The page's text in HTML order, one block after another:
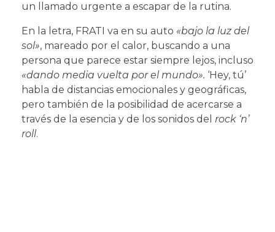
un llamado urgente a escapar de la rutina.
En la letra, FRATI va en su auto «bajo la luz del
sol», mareado por el calor, buscando a una
persona que parece estar siempre lejos, incluso
«dando media vuelta por el mundo». ‘Hey, tú’
habla de distancias emocionales y geográficas,
pero también de la posibilidad de acercarse a
través de la esencia y de los sonidos del rock ‘n’
roll.